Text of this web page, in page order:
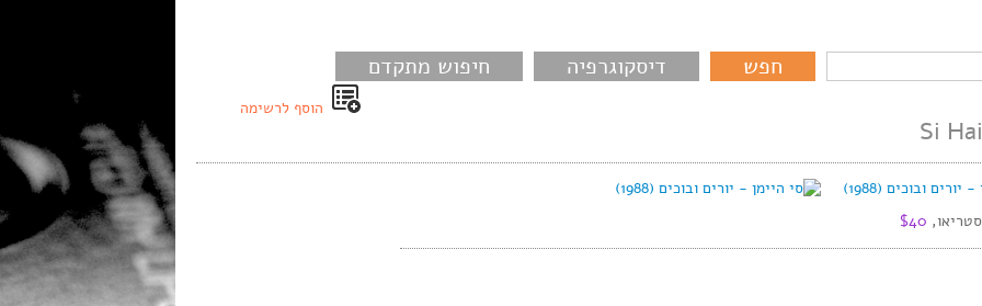
דיסקוגרפיה חיפוש מתקדם
הוסף לרשימה
Si
$40